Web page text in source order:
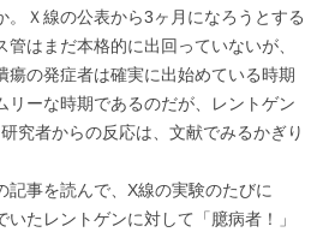
。Ｘ線の公表から3ヶ月になろうとする
はまだ本格的に出回っていないが、
瘍の発症者は確実に出始めている時期
リーな時期であるのだが、レントゲン
究者からの反応は、文献でみるかぎり
記事を読んで、X線の実験のたびに
いたレントゲンに対して「臆病者！」